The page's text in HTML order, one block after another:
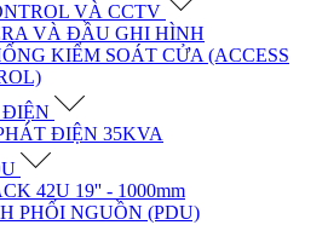
VÀ CCTV
VÀ ĐẦU GHI HÌNH
KIỂM SOÁT CỬA (ACCESS
ĐIỆN 35KVA
42U 19'' - 1000mm
PHỐI NGUỒN (PDU)